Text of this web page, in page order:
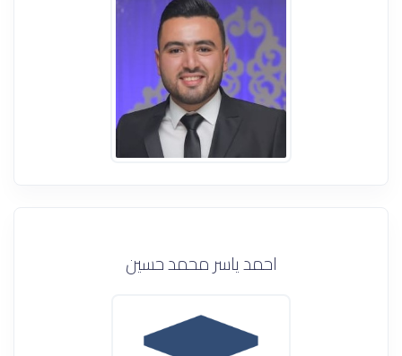
احمد ياسر محمد حسين